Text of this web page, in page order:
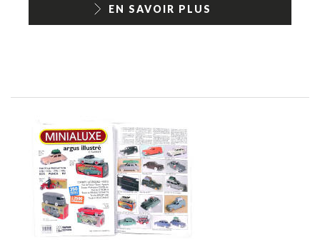
EN SAVOIR PLUS